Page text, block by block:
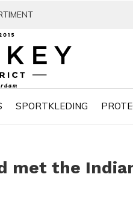
SPORTKLEDING
met the